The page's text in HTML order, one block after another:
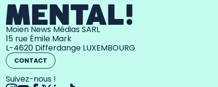
Moien News Médias SARL
15 rue Émile Mark
L-4620 Differdange LUXEMBOURG
CONTACT
Suivez-nous !